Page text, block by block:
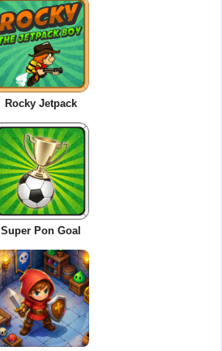
Rocky Jetpack
Super Pon Goal